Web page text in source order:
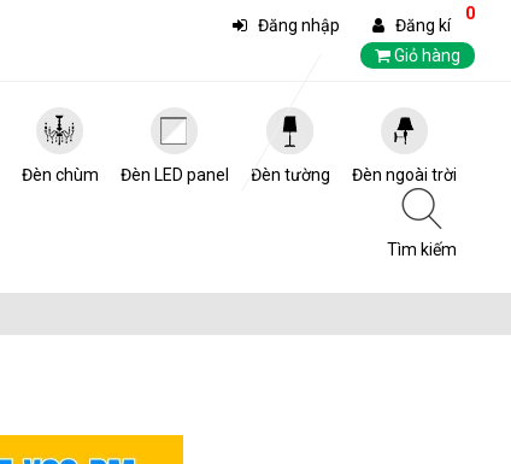
Đăng nhập
Đăng kí
Giỏ hàng
0
Đèn chùm Đèn LED panel Đèn tường Đèn ngoài trời
Tìm kiếm